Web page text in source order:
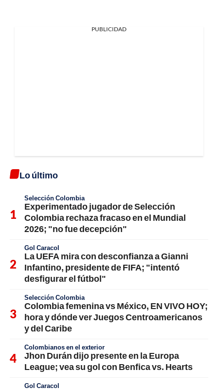
PUBLICIDAD
Lo último
Selección Colombia
Experimentado jugador de Selección
Colombia rechaza fracaso en el Mundial
2026; "no fue decepción"
Gol Caracol
La UEFA mira con desconfianza a Gianni
Infantino, presidente de FIFA; "intentó
desfigurar el fútbol"
Selección Colombia
Colombia femenina vs México, EN VIVO HOY;
hora y dónde ver Juegos Centroamericanos
y del Caribe
Colombianos en el exterior
Jhon Durán dijo presente en la Europa
League; vea su gol con Benfica vs. Hearts
Gol Caracol